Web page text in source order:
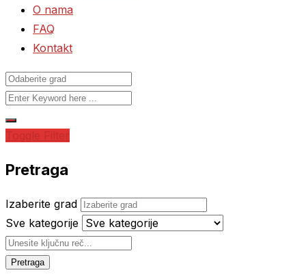
O nama
FAQ
Kontakt
Toggle Filter
Pretraga
Izaberite grad
Sve kategorije
Pretraga